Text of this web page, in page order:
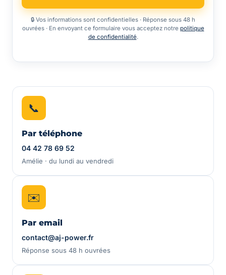
🔒 Vos informations sont confidentielles · Réponse sous 48 h
ouvrées · En envoyant ce formulaire vous acceptez notre politique
de confidentialité.
📞
Par téléphone
04 42 78 69 52
Amélie · du lundi au vendredi
✉️
Par email
contact@aj-power.fr
Réponse sous 48 h ouvrées